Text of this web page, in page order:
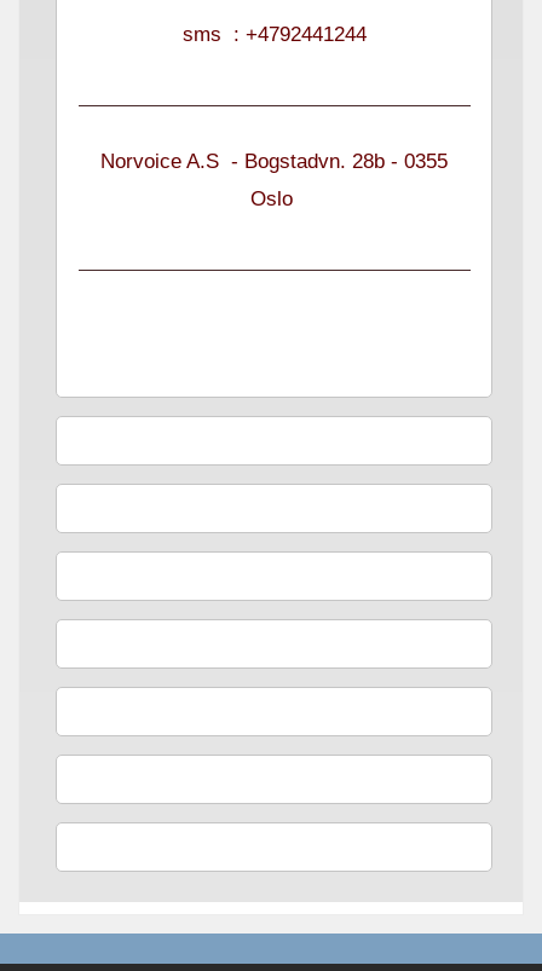
sms : +4792441244
Norvoice A.S - Bogstadvn. 28b - 0355
Oslo